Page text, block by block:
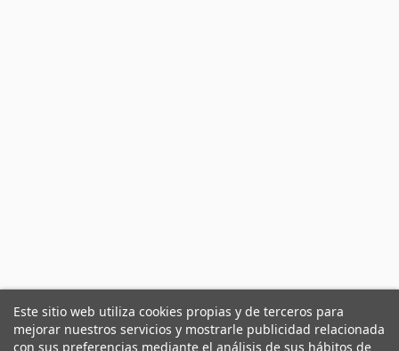
Este sitio web utiliza cookies propias y de terceros para
mejorar nuestros servicios y mostrarle publicidad relacionada
con sus preferencias mediante el análisis de sus hábitos de